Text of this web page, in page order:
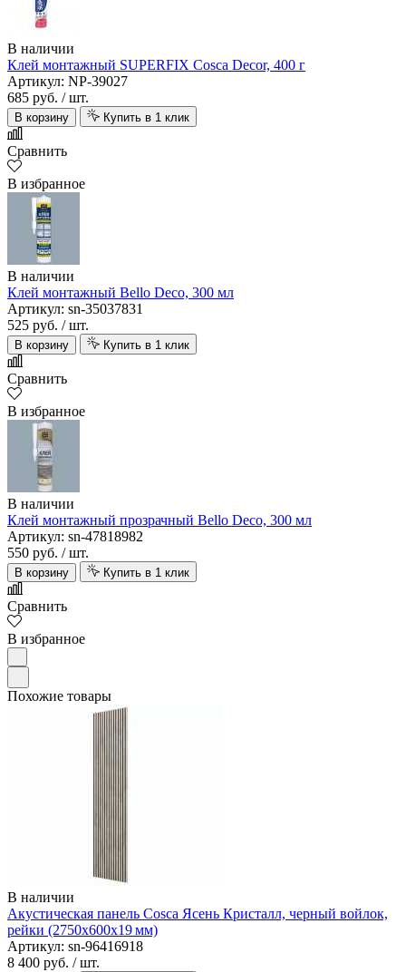
В наличии
Клей монтажный SUPERFIX Cosca Decor, 400 г
Артикул: NP-39027
685 руб. / шт.
В корзину Купить в 1 клик
Сравнить
В избранное
В наличии
Клей монтажный Bello Deco, 300 мл
Артикул: sn-35037831
525 руб. / шт.
В корзину Купить в 1 клик
Сравнить
В избранное
В наличии
Клей монтажный прозрачный Bello Deco, 300 мл
Артикул: sn-47818982
550 руб. / шт.
В корзину Купить в 1 клик
Сравнить
В избранное
Похожие товары
В наличии
Акустическая панель Cosca Ясень Кристалл, черный войлок,
рейки (2750х600х19 мм)
Артикул: sn-96416918
8 400 руб. / шт.